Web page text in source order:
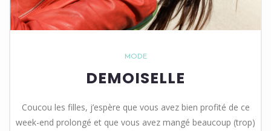
MODE
DEMOISELLE
Coucou les filles, j’espère que vous avez bien profité de ce
week-end prolongé et que vous avez mangé beaucoup (trop)